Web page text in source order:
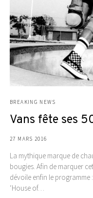
BREAKING NEWS
Vans fête ses
27 MARS 2016
La mythique marque de
bougies. Afin de marquer
dévoile enfin le programme
‘House of…